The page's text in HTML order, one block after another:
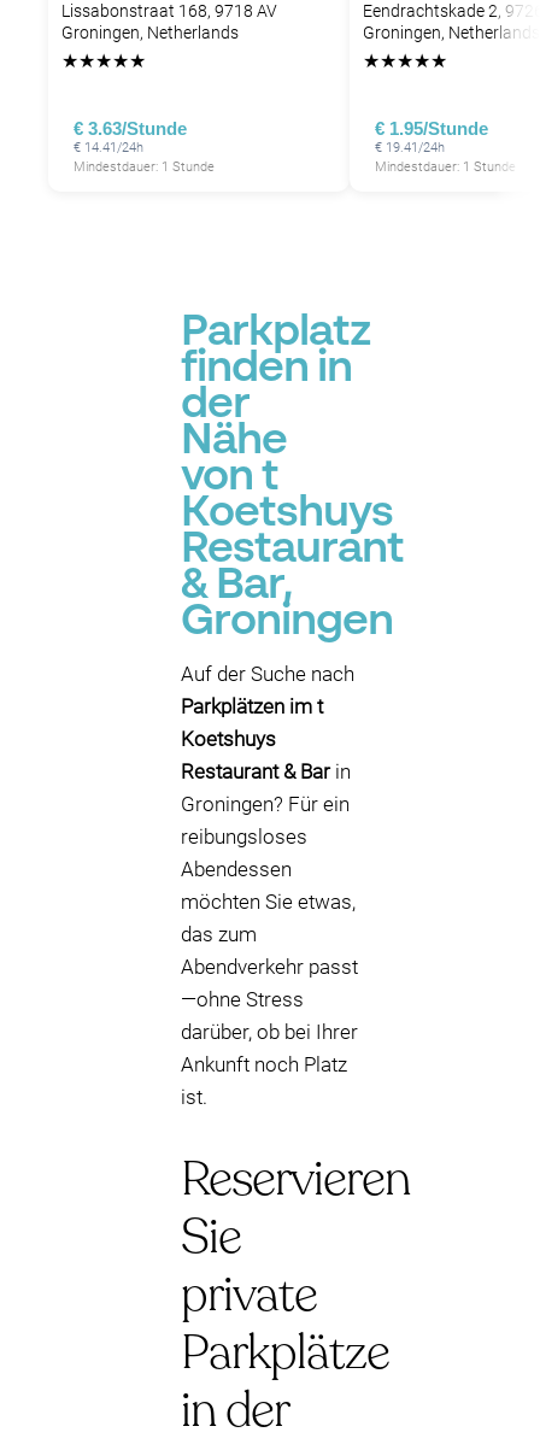
Lissabonstraat 168, 9718 AV
Groningen, Netherlands
★★★★★
€ 3.63/Stunde
€ 14.41/24h
Mindestdauer: 1 Stunde
Eendrachtskade 2,
Groningen, Netherlands
★★★★★
€ 1.95/Stunde
€ 19.41/24h
Mindestdauer: 1 Stunde
Parkplatz
finden in
der
Nähe
von t
Koetshuys
Restaurant
& Bar,
Groningen
Auf der Suche nach
Parkplätzen im t
Koetshuys
Restaurant & Barin
Groningen? Für ein
reibungsloses
Abendessen
möchten Sie etwas,
das zum
Abendverkehr passt
—ohne Stress
darüber, ob bei Ihrer
Ankunft noch Platz
ist.
Reservieren
Sie
private
Parkplätze
in der